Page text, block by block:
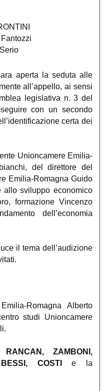
aperta la seduta alle
all’appello, ai sensi
legislativa n. 3 del
con un secondo
certa dei
Unioncamere Emilia-
del direttore del
Emilia-Romagna Guido
allo sviluppo economico
formazione Vincenzo
dell’economia
il tema dell’audizione
Romagna Alberto
studi Unioncamere
RANCAN, ZAMBONI,
BESSI, COSTIe la